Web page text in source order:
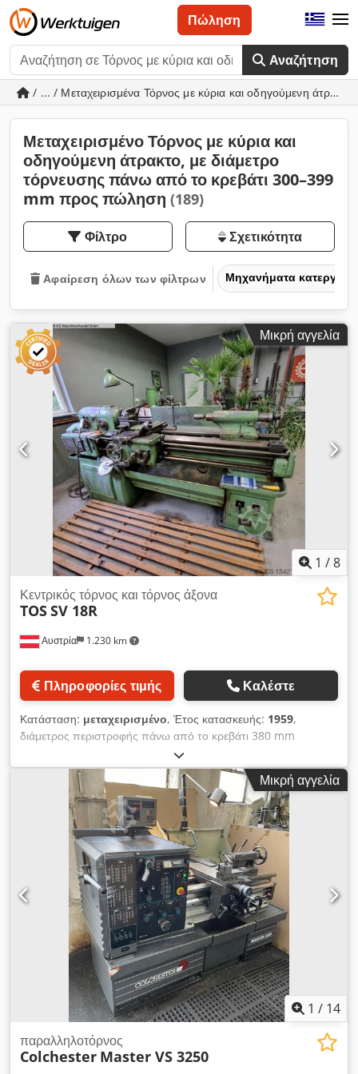
Αναζήτηση
Πώληση
/ ... / Μεταχειρισμένα Τόρνος με κύρια και οδηγούμενη
Μεταχειρισμένο Τόρνος με κύρια και
οδηγούμενη άτρακτο, με διάμετρο
τόρνευσης πάνω από το κρεβάτι 300–399
mm προς πώληση (189)
Φίλτρο Σχετικότητα
Αφαίρεση όλων των φίλτρων Μηχανήματα
Μικρή αγγελία
1 /8
Αυστρία 1.230 km
Κεντρικός τόρνος και τόρνος άξονα
TOSSV 18R
Πληροφορίες τιμής Καλέστε
Κατάσταση: μεταχειρισμένο, Έτος κατασκευής: 1959,
διάμετρος περιστροφής πάνω από το κρεβάτι 380 mm
διάμετρος περιστροφής πάνω στη βάση 215 mm μήκος
στροφής 1000 mm Crodpfx Aovwgmasbtjf Βάρος μηχανής
περίπου 1800 kg Απαίτηση χώρου περίπου 2,7 x 1,2 x 1 m Ο
τόρνος L&Z είναι σε καλή κατάσταση. Εύρος παράδοσης,
συμπεριλαμβανομένων εκτεταμένων αξεσουάρ και ντουλαπιών
- Τσοκ 3 σιαγόνων - Πρόσοψη 4 σιαγόνων - στεφάνη
Μικρή αγγελία
1 / 14
παραλληλοτόρνος
Colchester Master VS 3250